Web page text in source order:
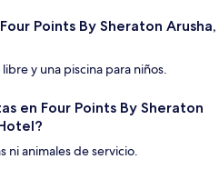
Points By Sheraton Arusha,
y una piscina para niños.
en Four Points By Sheraton
ni animales de servicio.